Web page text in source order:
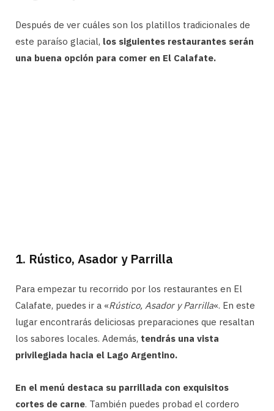
Después de ver cuáles son los platillos tradicionales de
este paraíso glacial, los siguientes restaurantes serán
una buena opción para comer en El Calafate.
1. Rústico, Asador y Parrilla
Para empezar tu recorrido por los restaurantes en El
Calafate, puedes ir a «Rústico, Asador y Parrilla«. En este
lugar encontrarás deliciosas preparaciones que resaltan
los sabores locales. Además, tendrás una vista
privilegiada hacia el Lago Argentino.
En el menú destaca su parrillada con exquisitos
cortes de carne. También puedes probad el cordero